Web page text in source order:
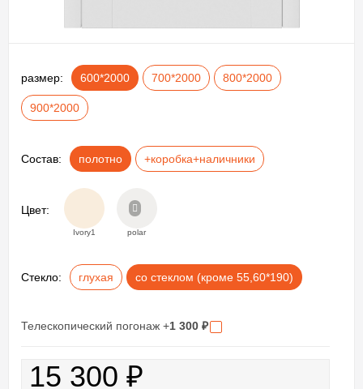
размер: 600*2000 700*2000 800*2000
900*2000
Состав: полотно +коробка+наличники
Цвет:
Ivory1 polar
Стекло: глухая со стеклом (кроме 55,60*190)
Телескопический погонаж +1 300 ₽
15 300 ₽